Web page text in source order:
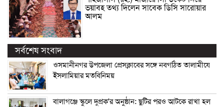
ভয়াবহ তথ্য দিলেন সাবেক ডিসি সারোয়ার
আলম
সর্বশেষ সংবাদ
ওসমানীনগর উপজেলা প্রেসক্লাবের সঙ্গে নবগঠিত তালামীযে
ইসলামিয়ার মতবিনিময়
বালাগঞ্জে স্কুলে দুপ্রক’র অনুষ্ঠান: ছুটির পরও আটকে রাখা হল